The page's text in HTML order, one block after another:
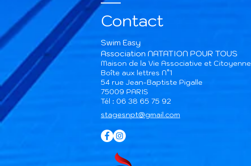
Contact
Swim Easy
Association NATATION POUR TOUS
Maison de la Vie Associative et Citoyenne
Boîte aux lettres N°1
54 rue Jean-Baptiste Pigalle
75009 PARIS​
Tél : 06 38 65 75 92
stagesnpt@gmail.com